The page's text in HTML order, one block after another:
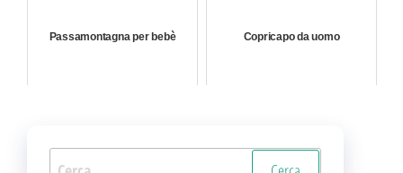
Passamontagna per bebè Copricapo da uomo
Ricerca